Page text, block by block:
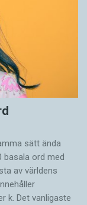
sätt ända
basala ord med
av världens
k. Det vanligaste